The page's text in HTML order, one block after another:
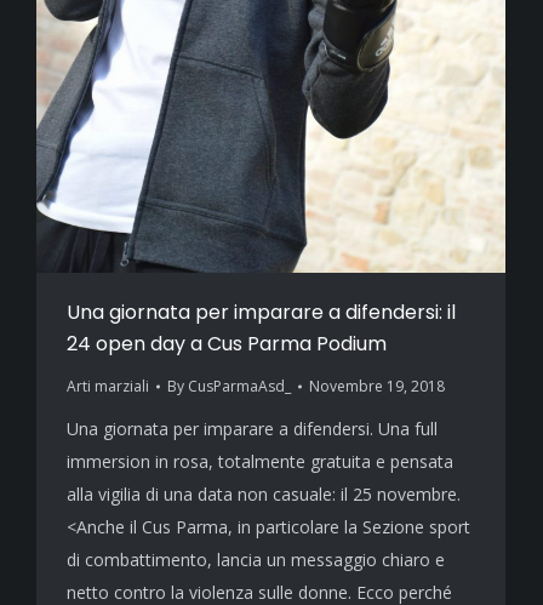
Una giornata per imparare a difendersi: il
24 open day a Cus Parma Podium
Arti marziali By CusParmaAsd_ Novembre 19, 2018
Una giornata per imparare a difendersi. Una full
immersion in rosa, totalmente gratuita e pensata
alla vigilia di una data non casuale: il 25 novembre.
<Anche il Cus Parma, in particolare la Sezione sport
di combattimento, lancia un messaggio chiaro e
netto contro la violenza sulle donne. Ecco perché